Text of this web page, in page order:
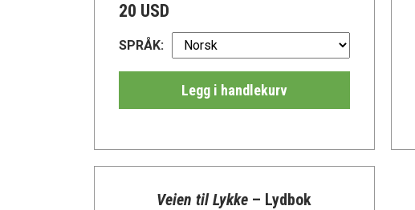
20 USD
SPRÅK:
Legg i handlekurv
Veien til Lykke – Lydbok